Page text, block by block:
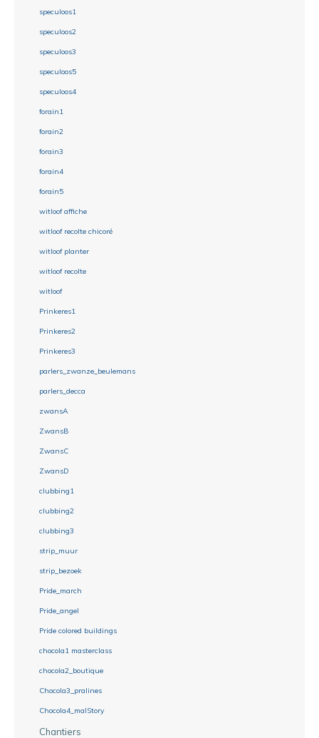
speculoos1
speculoos2
speculoos3
speculoos5
speculoos4
forain1
forain2
forain3
forain4
forain5
witloof affiche
witloof recolte chicoré
witloof planter
witloof recolte
witloof
Prinkeres1
Prinkeres2
Prinkeres3
parlers_zwanze_beulemans
parlers_decca
zwansA
ZwansB
ZwansC
ZwansD
clubbing1
clubbing2
clubbing3
strip_muur
strip_bezoek
Pride_march
Pride_angel
Pride colored buildings
chocola1 masterclass
chocola2_boutique
Chocola3_pralines
Chocola4_malStory
Chantiers